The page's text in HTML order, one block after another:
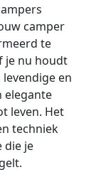
camper
te
je nu houdt
en
elegante
leven. Het
techniek
die je